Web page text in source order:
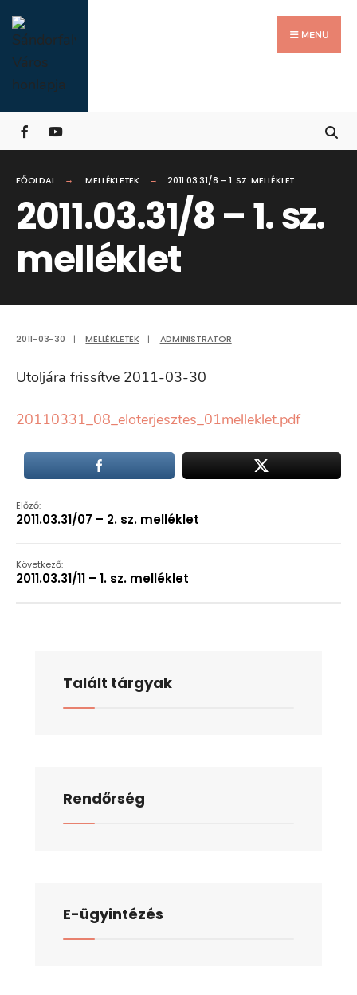
Skip
to
content
MENU
FŐOLDAL MELLÉKLETEK 2011.03.31/8 – 1. SZ. MELLÉKLET
2011.03.31/8 – 1. sz.
melléklet
2011-03-30 | MELLÉKLETEK | ADMINISTRATOR
Utoljára frissítve 2011-03-30
20110331_08_eloterjesztes_01melleklet.pdf
Előző:
2011.03.31/07 – 2. sz. melléklet
Következő:
2011.03.31/11 – 1. sz. melléklet
Talált tárgyak
Rendőrség
E-ügyintézés
for:
Close